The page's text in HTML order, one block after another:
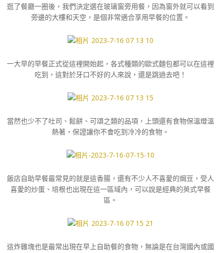
逛了餐廳一圈後，我們決定選在玻璃窗旁用餐，因為窗外就可以看到
旁邊的大樓和天空，是個非常適合享用早餐的位置。
一大早的早餐正式從這裡開始起，各式種類的歐式麵包都可以在這裡
吃到，這對於牙口不好的人來說，還是跳過去吧！
當然也少不了吐司、鬆餅、可頌之類的品項，上頭還有食物保溫燈溫
熱著，保證讓你不會吃到冷冷的食物。
飯店自助早餐最常見的就是這香腸，還有不少人不喜愛的焗豆，受人
喜愛的炒蛋、培根也出現在這一區域內，可以說是經典的英式早餐
區。
這炸雞塊也是最常出現在早上自助餐的食物，無論是在台灣國內或國